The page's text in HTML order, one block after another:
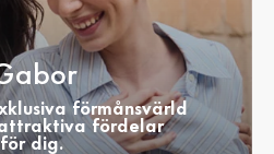
förmånsvärld
fördelar
dig.